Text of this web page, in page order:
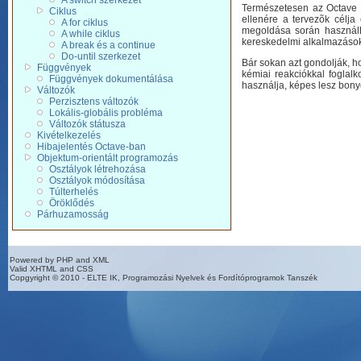
Ciklus
A for ciklus
A while ciklus
A break és a continue
Do-until szerkezet
Függvények
Függvények dokumentálása
Változók
Perzisztens változók
Lokális-globális probléma
Változók státusza
Kivételkezelés
Hibajelentés Octave-ban
Objektum-orientált programozás
Osztályok létrehozása
Osztályok módosítása
Túlterhelés
Öröklődés
Párhuzamosság
Természetesen az
ellenére a tervezõk célja
megoldása során
kereskedelmi
Bár sokan azt gondolják,
kémiai reakciókkal
használja, képes lesz
Powered by PHP and XML
Valid XHTML and CSS
Copgyright © 2010 - ELTE IK, Programozási Nyelvek és Fordítóprogramok Tanszék